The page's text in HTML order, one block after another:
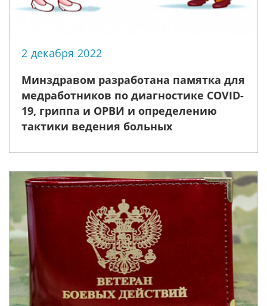
2 декабря 2022
Минздравом разработана памятка для
медработников по диагностике COVID-
19, гриппа и ОРВИ и определению
тактики ведения больных